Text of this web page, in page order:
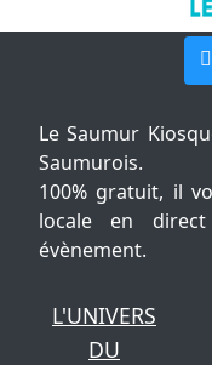
Le Saumur
Saumurois.
100% gratuit, il
locale en
évènement.
L'UNIVERS
DU